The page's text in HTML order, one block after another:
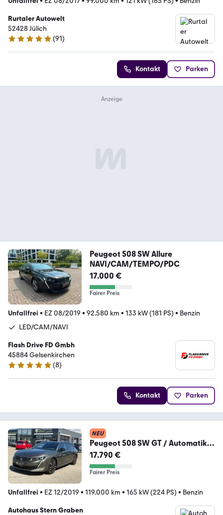
Rurtaler Autowelt
52428 Jülich
4.9 Sterne
(91)
Kontakt Parken
Peugeot 508 SW Allure
NAVI/CAM/TEMPO/PDC
17.000 €
Fairer Preis
Unfallfrei • EZ 08/2019 • 92.580 km • 133 kW (181 PS) • Benzin
LED/CAM/NAVI
Flash Drive FD Gmbh
45884 Gelsenkirchen
4.9 Sterne
(8)
Kontakt Parken
NEU
Peugeot 508 SW GT / Automatik /
360 Kamera /
17.790 €
Fairer Preis
Unfallfrei • EZ 12/2019 • 119.000 km • 165 kW (224 PS) • Benzin
Autohaus Stern Graben